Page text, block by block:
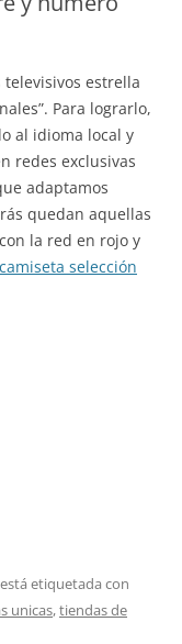
estrella
Para lograrlo,
al idioma local y
redes exclusivas
adaptamos
quedan aquellas
la red en rojo y
camiseta selección
etiquetada con
unicas,tiendas de